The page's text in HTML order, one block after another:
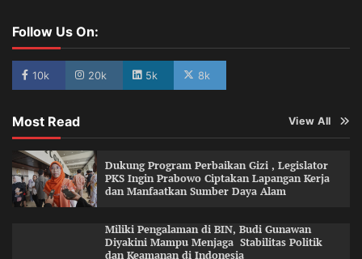
Follow Us On:
10k 20k 5k 8k
Most Read View All
Dukung Program Perbaikan Gizi , Legislator
PKS Ingin Prabowo Ciptakan Lapangan Kerja
dan Manfaatkan Sumber Daya Alam
Miliki Pengalaman di BIN, Budi Gunawan
Diyakini Mampu Menjaga Stabilitas Politik
dan Keamanan di Indonesia